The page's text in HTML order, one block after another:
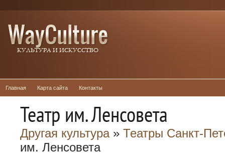
Главная Карта сайта Контакты
Театр им. Ленсовета
Другая культура» Театры Санкт-
им. Ленсовета